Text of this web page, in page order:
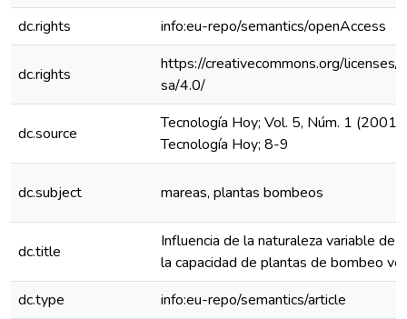
dc.rights
info:eu-repo/semantics/openAccess
dc.rights
https://creativecommons.org/licenses/
sa/4.0/
dc.source
Tecnología Hoy; Vol. 5, Núm. 1
Tecnología Hoy; 8-9
dc.subject mareas, plantas bombeos
dc.title
Influencia de la naturaleza variable de
la capacidad de plantas de bombeo
dc.type
info:eu-repo/semantics/article